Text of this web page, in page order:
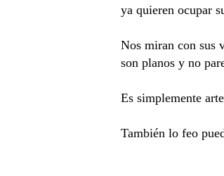
ya quieren ocupar
Nos miran con sus
son planos y no
Es simplemente
También lo feo